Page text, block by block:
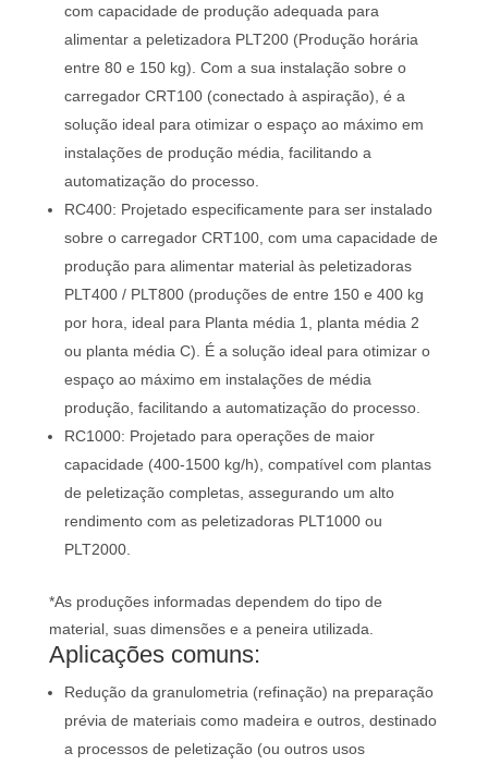
com capacidade de produção adequada para
alimentar a peletizadora PLT200 (Produção horária
entre 80 e 150 kg). Com a sua instalação sobre o
carregador CRT100 (conectado à aspiração), é a
solução ideal para otimizar o espaço ao máximo em
instalações de produção média, facilitando a
automatização do processo.
RC400: Projetado especificamente para ser instalado
sobre o carregador CRT100, com uma capacidade de
produção para alimentar material às peletizadoras
PLT400 / PLT800 (produções de entre 150 e 400 kg
por hora, ideal para Planta média 1, planta média 2
ou planta média C). É a solução ideal para otimizar o
espaço ao máximo em instalações de média
produção, facilitando a automatização do processo.
RC1000: Projetado para operações de maior
capacidade (400-1500 kg/h), compatível com plantas
de peletização completas, assegurando um alto
rendimento com as peletizadoras PLT1000 ou
PLT2000.
*As produções informadas dependem do tipo de
material, suas dimensões e a peneira utilizada.
Aplicações comuns:
Redução da granulometria (refinação) na preparação
prévia de materiais como madeira e outros, destinado
a processos de peletização (ou outros usos